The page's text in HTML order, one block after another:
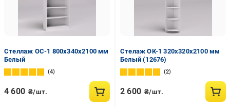
Стеллаж ОС-1 800х340х2100 мм
Белый
4
4 600 ₴/шт.
Стелаж ОК-1 320х320х2100 мм
Белый (12676)
2
2 600 ₴/шт.